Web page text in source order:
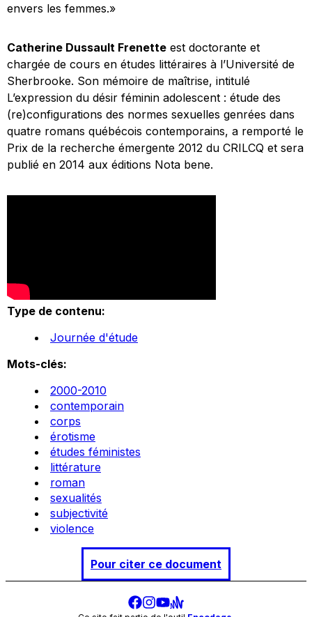
envers les femmes.»
Catherine Dussault Frenette est doctorante et
chargée de cours en études littéraires à l’Université de
Sherbrooke. Son mémoire de maîtrise, intitulé
L’expression du désir féminin adolescent : étude des
(re)configurations des normes sexuelles genrées dans
quatre romans québécois contemporains, a remporté le
Prix de la recherche émergente 2012 du CRILCQ et sera
publié en 2014 aux éditions Nota bene.
Type de contenu:
Journée d'étude
Mots-clés:
2000-2010
contemporain
corps
érotisme
études féministes
littérature
roman
sexualités
subjectivité
violence
Pour citer ce document